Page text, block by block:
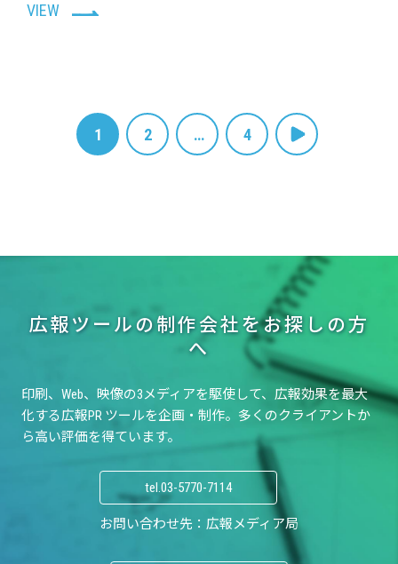
VIEW
ジ
P
a
1
P
a
2 …
P
a
4
広報ツールの制作会社をお探しの方
へ
印刷、Web、映像の3メディアを駆使して、 広報効果を最大
化する広報PR ツールを企画・制作。 多くのクライアントか
ら高い評価を得ています。
tel.03-5770-7114
お問い合わせ先：広報メディア局